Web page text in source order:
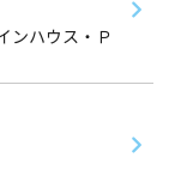
ンハウス・Ｐ